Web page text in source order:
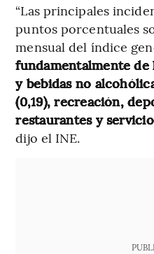
“Las principales
puntos porcentuales
mensual del índice
fundamentalmente de
y bebidas no
(0,19), recreación,
restaurantes y
dijo el INE.